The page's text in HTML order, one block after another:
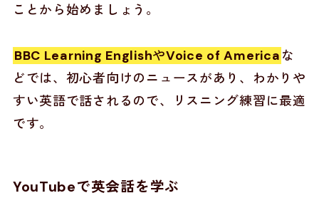
ことから始めましょう。
BBC Learning EnglishやVoice of America な
どでは、初心者向けのニュースがあり、わかりや
すい英語で話されるので、リスニング練習に最適
です。
YouTubeで英会話を学ぶ